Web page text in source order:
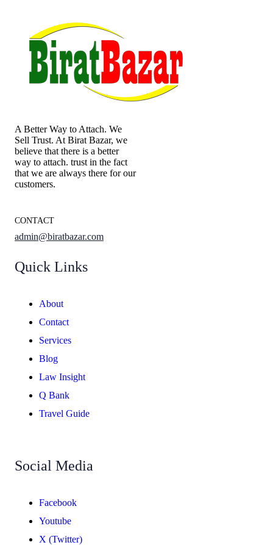
A Better Way to Attach. We
Sell Trust. At Birat Bazar, we
believe that there is a better
way to attach. trust in the fact
that we are always there for our
customers.
CONTACT
admin@biratbazar.com
Quick Links
About
Contact
Services
Blog
Law Insight
Q Bank
Travel Guide
Social Media
Facebook
Youtube
X (Twitter)